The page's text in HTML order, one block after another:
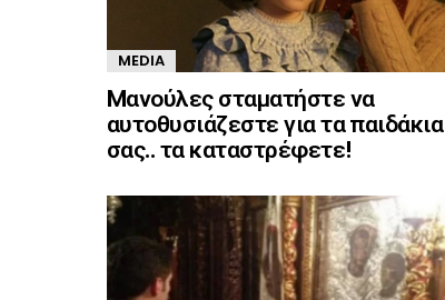
MEDIA
Mανούλες σταματήστε να
αυτοθυσιάζεστε για τα παιδάκια
σας.. τα καταστρέφετε!